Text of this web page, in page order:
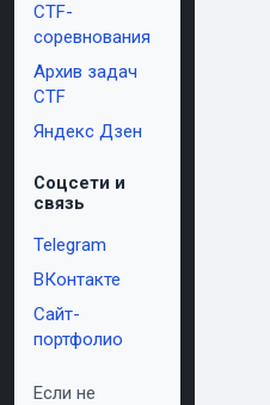
CTF-
соревнования
Архив задач
CTF
Яндекс Дзен
Соцсети и
связь
Telegram
ВКонтакте
Сайт-
портфолио
Если не